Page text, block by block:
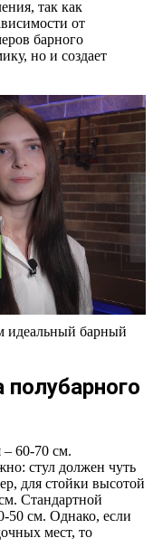
так как
от
барного
но и создает
идеальный барный
– 60-70 см.
стул должен чуть
для стойки высотой
Стандартной
50 см. Однако, если
мест, то